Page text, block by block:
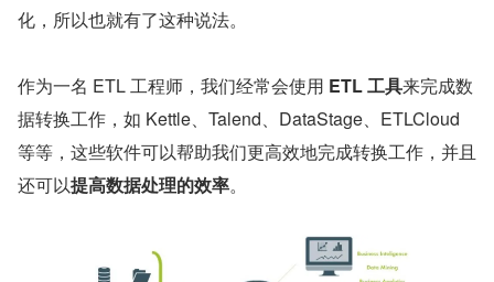
化，所以也就有了这种说法。
作为一名 ETL 工程师，我们经常会使用 ETL 工具来完成数
据转换工作，如 Kettle、Talend、DataStage、ETLCloud
等等，这些软件可以帮助我们更高效地完成转换工作，并且
还可以提高数据处理的效率。